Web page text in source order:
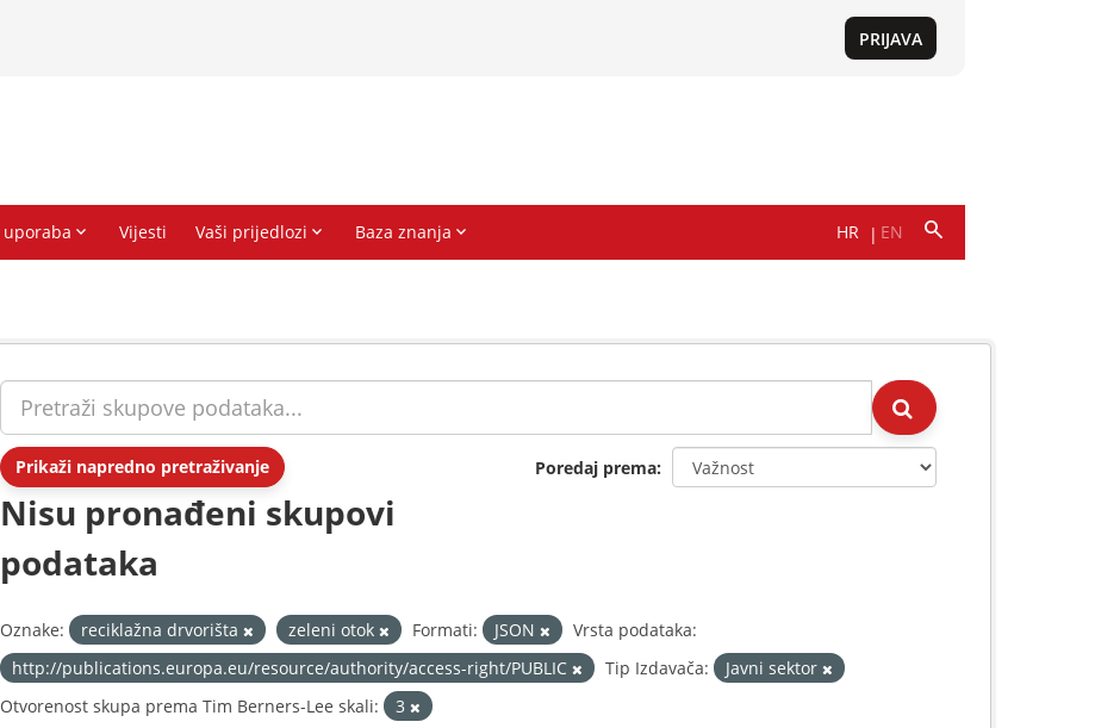
Prikaži napredno pretraživanje Poredaj prema
Nisu pronađeni skupovi
podataka
Oznake: reciklažna drvorišta zeleni otok Formati: JSON
Vrsta podataka:
http://publications.europa.eu/resource/authority/access-right/PUBLIC
Tip Izdavača:
Javni sektor
Otvorenost skupa prema Tim Berners-Lee skali:
3